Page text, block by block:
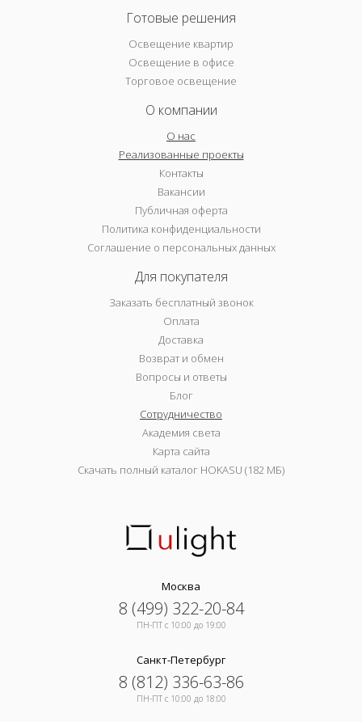
Готовые решения
Освещение квартир
Освещение в офисе
Торговое освещение
О компании
О нас
Реализованные проекты
Контакты
Вакансии
Публичная оферта
Политика конфиденциальности
Соглашение о персональных данных
Для покупателя
Заказать бесплатный звонок
Оплата
Доставка
Возврат и обмен
Вопросы и ответы
Блог
Сотрудничество
Академия света
Карта сайта
Скачать полный каталог HOKASU (182 МБ)
Москва
8 (499) 322-20-84
ПН-ПТ c 10:00 до 19:00
Санкт-Петербург
8 (812) 336-63-86
ПН-ПТ c 10:00 до 18:00